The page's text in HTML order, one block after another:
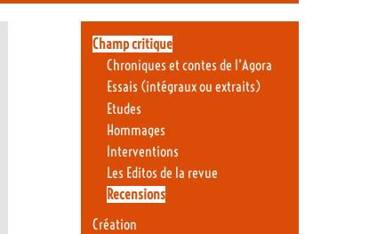
Champ critique
Chroniques et contes de l’Agora
Essais (intégraux ou extraits)
Etudes
Hommages
Interventions
Les Editos de la revue
Recensions
Création